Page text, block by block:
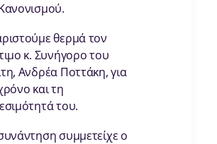
θερμά τον
κ. Συνήγορο του
Ανδρέα Ποττάκη, για
και τη
του.
συμμετείχε ο